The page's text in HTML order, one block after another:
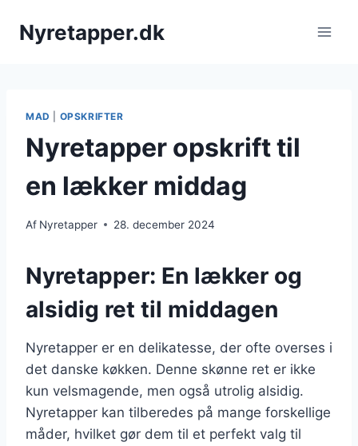
Nyretapper.dk
MAD OPSKRIFTER
Nyretapper opskrift til
en lækker middag
Af Nyretapper 28. december 2024
Nyretapper: En lækker og
alsidig ret til middagen
Nyretapper er en delikatesse, der ofte overses i
det danske køkken. Denne skønne ret er ikke
kun velsmagende, men også utrolig alsidig.
Nyretapper kan tilberedes på mange forskellige
måder, hvilket gør dem til et perfekt valg til